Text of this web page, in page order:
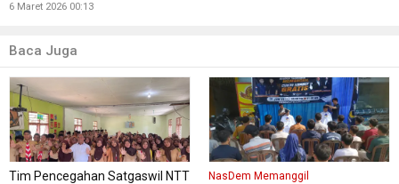
6 Maret 2026 00:13
Baca Juga
Tim Pencegahan Satgaswil NTT
NasDem Memanggil